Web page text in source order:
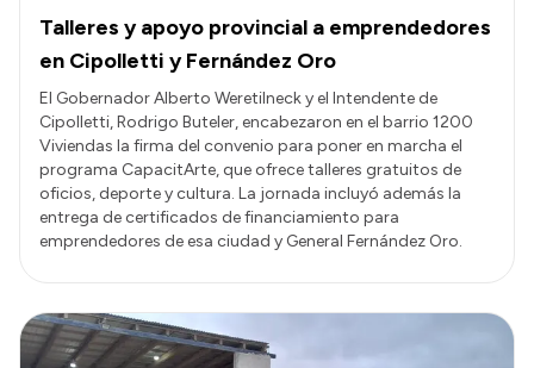
Login
Talleres y apoyo provincial a emprendedores
en Cipolletti y Fernández Oro
El Gobernador Alberto Weretilneck y el Intendente de
Cipolletti, Rodrigo Buteler, encabezaron en el barrio 1200
Viviendas la firma del convenio para poner en marcha el
programa CapacitArte, que ofrece talleres gratuitos de
oficios, deporte y cultura. La jornada incluyó además la
entrega de certificados de financiamiento para
emprendedores de esa ciudad y General Fernández Oro.